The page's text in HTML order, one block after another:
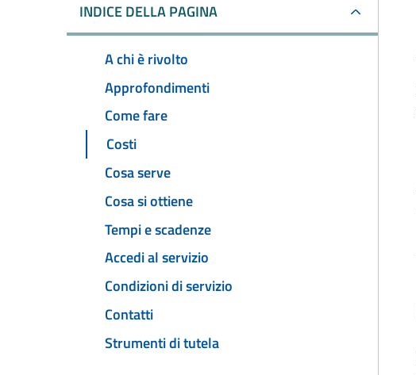
INDICE DELLA PAGINA
A chi è rivolto
Approfondimenti
Come fare
Costi
Cosa serve
Cosa si ottiene
Tempi e scadenze
Accedi al servizio
Condizioni di servizio
Contatti
Strumenti di tutela